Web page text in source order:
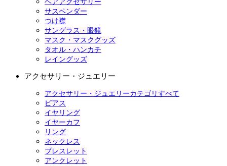
ヘアアクセサリー
サスペンダー
つけ襟
サングラス・眼鏡
マスク・マスクグッズ
タオル・ハンカチ
レイングッズ
アクセサリー・ジュエリー
アクセサリー・ジュエリーカテゴリすべて
ピアス
イヤリング
イヤーカフ
リング
ネックレス
ブレスレット
アンクレット